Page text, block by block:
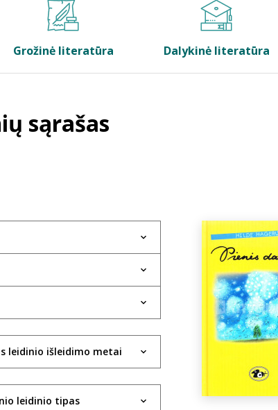
Grožinė literatūra Dalykinė literatūra
sąrašas
leidinio išleidimo metai
leidinio tipas